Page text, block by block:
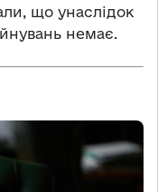
що унаслідок
немає.